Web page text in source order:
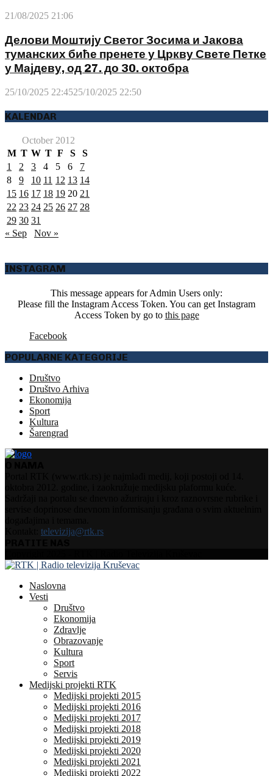
21/08/2025 21:06
Делови Моштију Светог Зосима и Јакова
туманских биће пренете у Цркву Свете Петке
у Мајдеву, од 27. до 30. октобра
25/10/2025 22:4525/10/2025 22:50
KALENDAR
October 2012
M T W T F S
S
1
2 3 4 5 6
7
8
9 10 11 12 13 14
15 16 17 18 19 20 21
22 23 24 25 26 27 28
29 30 31
« Sep
Nov »
INSTAGRAM
This message appears for Admin Users only:
Please fill the Instagram Access Token. You can get Instagram
Access Token by go to this page
Facebook
POPULARNE KATEGORIJE
Društvo
Društvo Arhiva
Ekonomija
Sport
Kultura
Šarengrad
televizija@rtk.rs
Naslovna
Vesti
Društvo
Ekonomija
Zdravlje
Obrazovanje
Kultura
Sport
Servis
Medijski projekti RTK
Medijski projekti 2015
Medijski projekti 2016
Medijski projekti 2017
Medijski projekti 2018
Medijski projekti 2019
Medijski projekti 2020
Medijski projekti 2021
Medijski projekti 2022